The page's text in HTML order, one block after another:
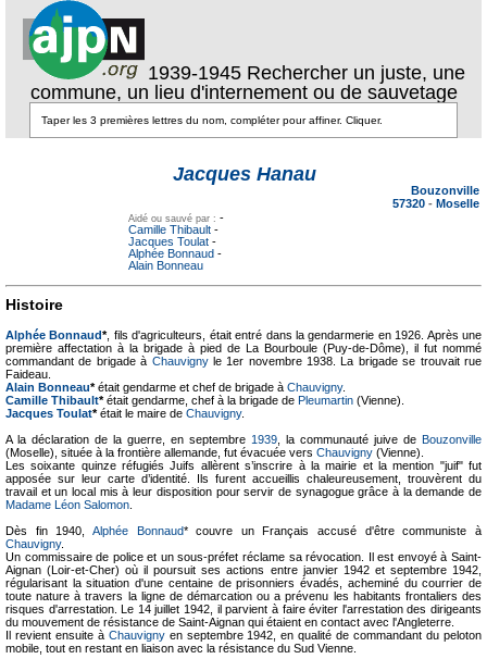
1939-1945 Rechercher un juste, une
commune, un lieu d'internement ou de sauvetage
Jacques Hanau
Bouzonville
57320 - Moselle
Aidé ou sauvé par : -
Camille Thibault -
Jacques Toulat -
Alphée Bonnaud -
Alain Bonneau
Histoire
Alphée Bonnaud*, fils d'agriculteurs, était entré dans la gendarmerie en 1926. Après une
première affectation à la brigade à pied de La Bourboule (Puy-de-Dôme), il fut nommé
commandant de brigade à Chauvignyle 1er novembre 1938. La brigade se trouvait rue
Faideau.
Alain Bonneau*était gendarme et chef de brigade à Chauvigny.
Camille Thibault*était gendarme, chef à la brigade de Pleumartin (Vienne).
Jacques Toulat*était le maire de Chauvigny.
A la déclaration de la guerre, en septembre 1939 , la communauté juive de Bouzonville
(Moselle), située à la frontière allemande, fut évacuée vers Chauvigny (Vienne).
Les soixante quinze réfugiés Juifs allèrent s’inscrire à la mairie et la mention "juif" fut
apposée sur leur carte d’identité. Ils furent accueillis chaleureusement, trouvèrent du
travail et un local mis à leur disposition pour servir de synagogue grâce à la demande de
Madame Léon Salomon
Dès fin 1940, Alphée Bonnaud* couvre un Français accusé d'être communiste à
Chauvigny.
Un commissaire de police et un sous-préfet réclame sa révocation. Il est envoyé à Saint-
Aignan (Loir-et-Cher) où il poursuit ses actions entre janvier 1942 et septembre 1942,
régularisant la situation d'une centaine de prisonniers évadés, acheminé du courrier de
toute nature à travers la ligne de démarcation ou a prévenu les habitants frontaliers des
risques d'arrestation. Le 14 juillet 1942, il parvient à faire éviter l'arrestation des dirigeants
du mouvement de résistance de Saint-Aignan qui étaient en contact avec l'Angleterre.
Il revient ensuite à Chauvignyen septembre 1942, en qualité de commandant du peloton
mobile, tout en restant en liaison avec la résistance du Sud Vienne.